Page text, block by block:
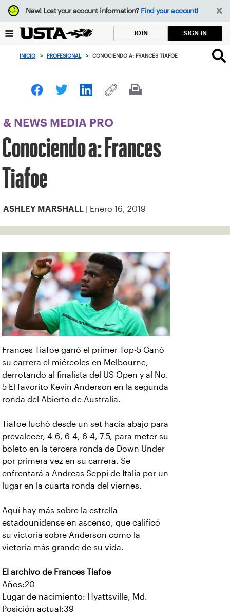
Enfoque
desde
botón
volver
principio
New!Lost your account information? Find your account!
JOIN SIGN IN
INICIO > PROFESIONAL > CONOCIENDO A: FRANCES TIAFOE
& NEWS MEDIA PRO
Conociendo a: Frances
Tiafoe
ASHLEY MARSHALL | Enero 16, 2019
Frances Tiafoe ganó el primer Top-5 Ganó
su carrera el miércoles en Melbourne,
derrotando al finalista del US Open y al No.
5 El favorito Kevin Anderson en la segunda
ronda del Abierto de Australia.
Tiafoe luchó desde un set hacia abajo para
prevalecer, 4-6, 6-4, 6-4, 7-5, para meter su
boleto en la tercera ronda de Down Under
por primera vez en su carrera. Se
enfrentará a Andreas Seppi de Italia por un
lugar en la cuarta ronda del viernes.
Aquí hay más sobre la estrella
estadounidense en ascenso, que calificó
su victoria sobre Anderson como la
victoria más grande de su vida.
El archivo de Frances Tiafoe
Años:20
Lugar de nacimiento: Hyattsville, Md.
Posición actual:39